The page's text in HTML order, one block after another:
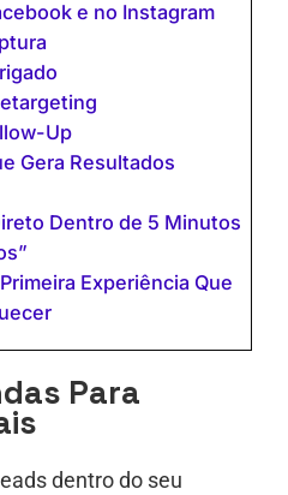
e no Instagram
Up
Gera Resultados
Dentro de 5 Minutos
Experiência Que
Para
dentro do seu